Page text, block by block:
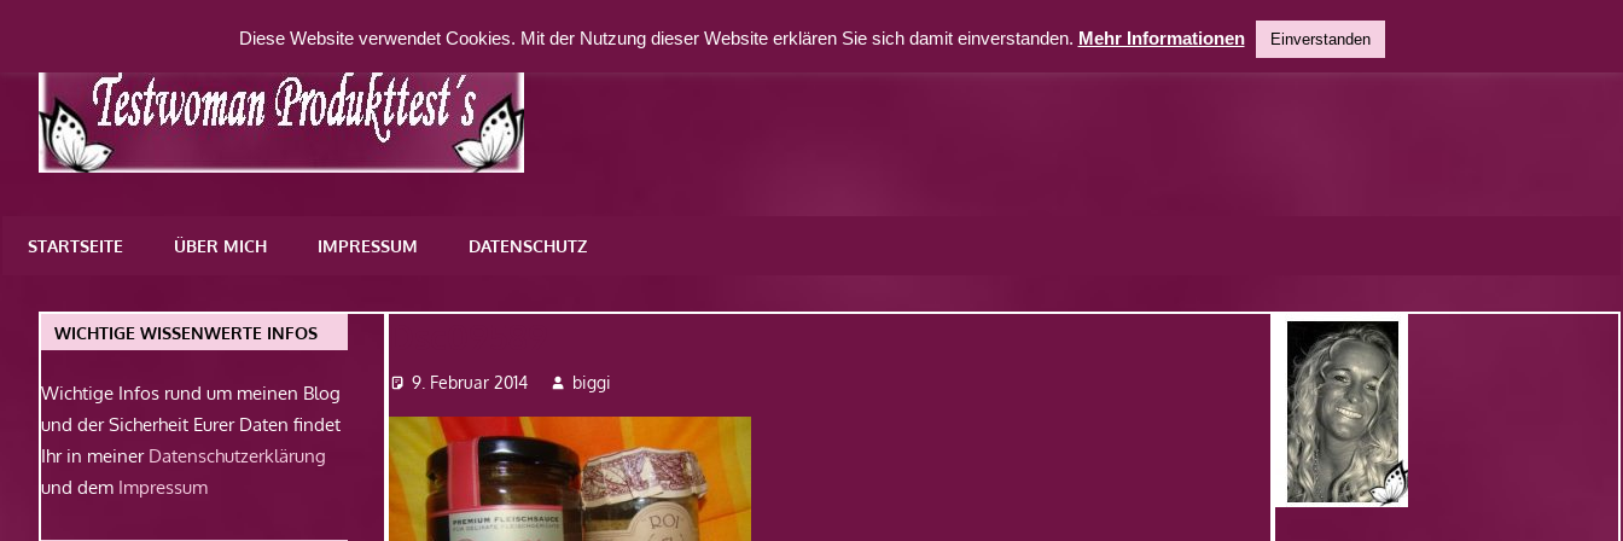
springen
WordPress-
STARTSEITE ÜBER MICH IMPRESSUM DATENSCHUTZ
9. Februar 2014 biggi
WICHTIGE WISSENWERTE INFOS
Wichtige Infos rund um meinen Blog
und der Sicherheit Eurer Daten findet
Ihr in meiner Datenschutzerklärung
und dem Impressum
Diese Website verwendet Cookies. Mit der Nutzung dieser Website erklären Sie sich damit einverstanden. Mehr Informationen Einverstanden